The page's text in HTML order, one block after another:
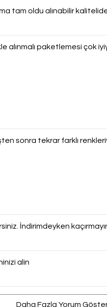
tam oldu alınabilir
alınmalı paketlemesi çok
sonra tekrar farklı
İndirimdeyken
alin
Daha Fazla Yorum